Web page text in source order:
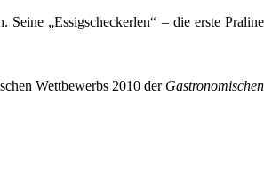
„Essigscheckerlen“ – die erste
Wettbewerbs 2010 der